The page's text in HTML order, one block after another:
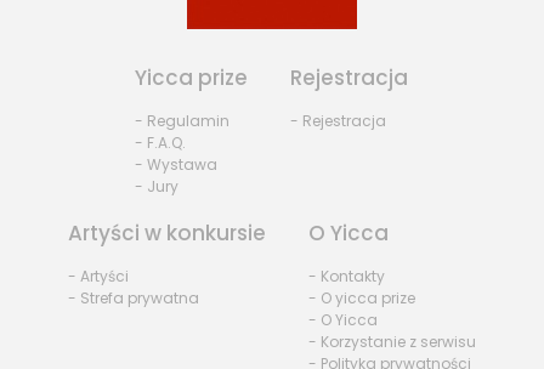
Yicca prize
- Regulamin
- F.A.Q.
- Wystawa
- Jury
Rejestracja
- Rejestracja
Artyści w konkursie
- Artyści
- Strefa prywatna
O Yicca
- Kontakty
- O yicca prize
- O Yicca
- Korzystanie z serwisu
- Polityka prywatności